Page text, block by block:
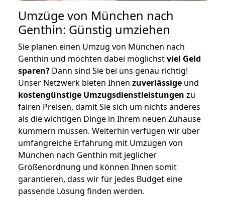
Umzüge von München nach
Genthin: Günstig umziehen
Sie planen einen Umzug von München nach
Genthin und möchten dabei möglichstviel Geld
sparen? Dann sind Sie bei uns genau richtig!
Unser Netzwerk bieten Ihnen zuverlässige und
kostengünstige Umzugsdienstleistungen zu
fairen Preisen, damit Sie sich um nichts anderes
als die wichtigen Dinge in Ihrem neuen Zuhause
kümmern müssen. Weiterhin verfügen wir über
umfangreiche Erfahrung mit Umzügen von
München nach Genthin mit jeglicher
Größenordnung und können Ihnen somit
garantieren, dass wir für jedes Budget eine
passende Lösung finden werden.